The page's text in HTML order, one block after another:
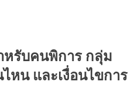
หรับคนพิการ กลุ่ม
หน และเงื่อนไขการ